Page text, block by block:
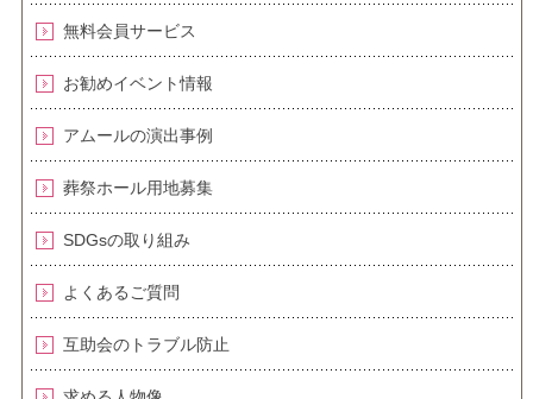
無料会員サービス
お勧めイベント情報
アムールの演出事例
葬祭ホール用地募集
SDGsの取り組み
よくあるご質問
互助会のトラブル防止